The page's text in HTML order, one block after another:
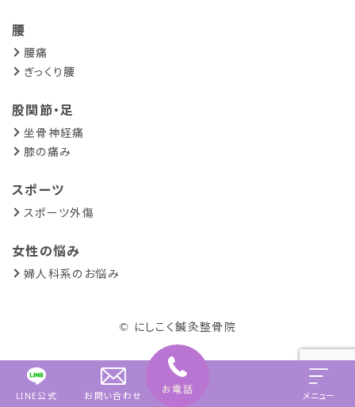
LINE公式 お問い合わせ
お電話
メニュー
腰
腰痛
ぎっくり腰
股関節・足
坐骨神経痛
膝の痛み
スポーツ
スポーツ外傷
女性の悩み
婦人科系のお悩み
© にしこく鍼灸整骨院